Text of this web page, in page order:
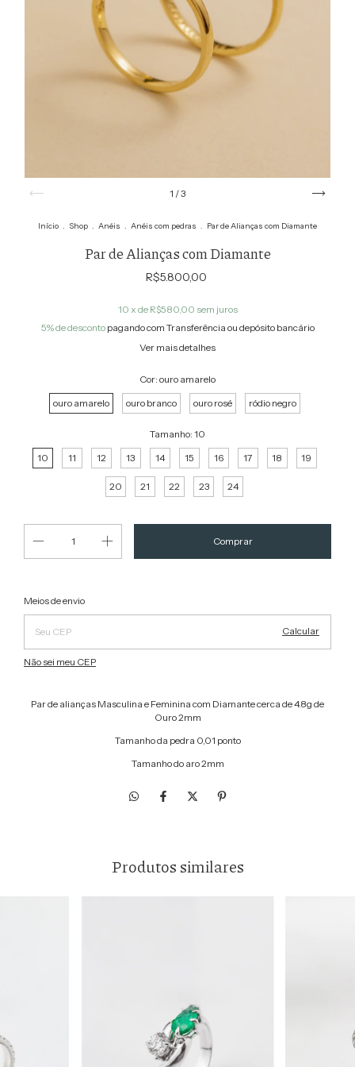
1 /3
Início . Shop . Anéis . Anéis com pedras . Par de Alianças com Diamante
Par de Alianças com Diamante
R$5.800,00
10 x de R$580,00 sem juros
5% de descontopagando com Transferência ou depósito bancário
Ver mais detalhes
Cor: ouro amarelo
ouro amarelo
ouro branco ouro rosé ródio negro
Tamanho: 10
10
11 12 13 14 15 16 17 18 19
20 21 22 23 24
Entregas para o CEP:
Meios de envio
Calcular
Não sei meu CEP
Par de alianças Masculina e Feminina com Diamante cerca de 4.8g de
Ouro 2mm
Tamanho da pedra 0,01 ponto
Tamanho do aro 2mm
Produtos similares